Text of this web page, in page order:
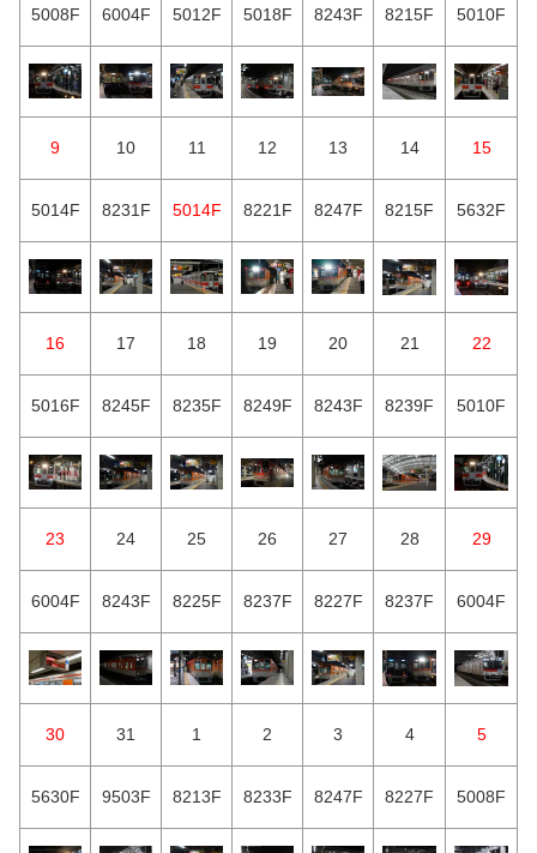
5008F 6004F 5012F 5018F 8243F 8215F 5010F
9 10 11 12 13 14 15
5014F 8231F 5014F 8221F 8247F 8215F 5632F
16 17 18 19 20 21 22
5016F 8245F 8235F 8249F 8243F 8239F 5010F
23 24 25 26 27 28 29
6004F 8243F 8225F 8237F 8227F 8237F 6004F
30 31 1 2 3 4 5
5630F 9503F 8213F 8233F 8247F 8227F 5008F